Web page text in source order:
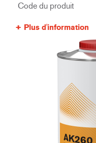
Code du produit
Plus d'information